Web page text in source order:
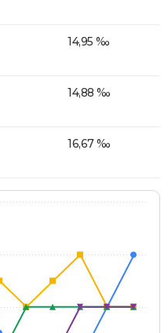
14,95 ‰
14,88 ‰
16,67 ‰